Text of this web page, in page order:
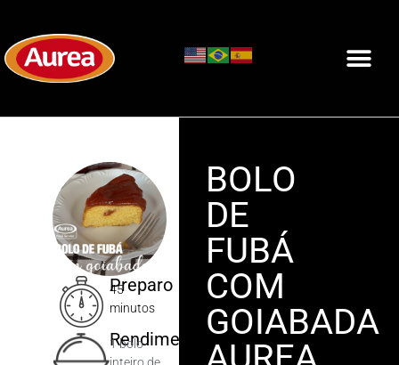
Preparo
45
minutos
Rendimento
1 bolo
BOLO
DE
FUBÁ
COM
GOIABADA